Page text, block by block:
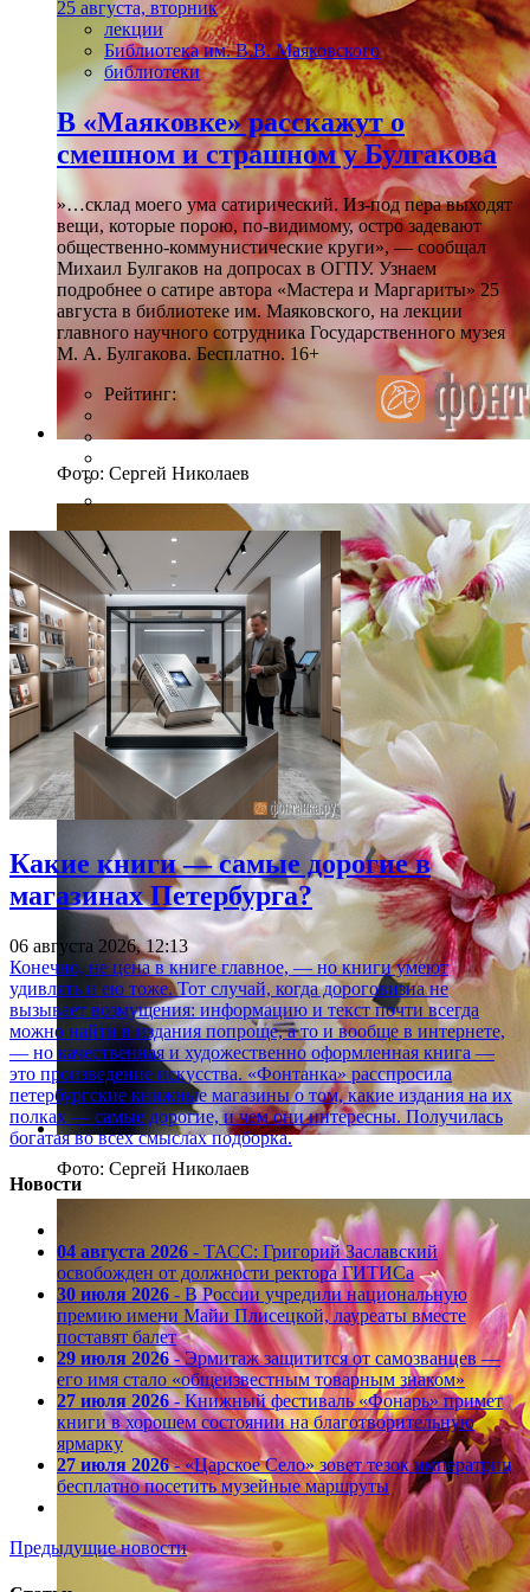
Фото: Сергей Николаев
Фото: Сергей Николаев
25 августа, вторник
лекции
Библиотека им. В.В. Маяковского
библиотеки
В «Маяковке» расскажут о
смешном и страшном у Булгакова
»…склад моего ума сатирический. Из-под пера выходят
вещи, которые порою, по-видимому, остро задевают
общественно-коммунистические круги», — сообщал
Михаил Булгаков на допросах в ОГПУ. Узнаем
подробнее о сатире автора «Мастера и Маргариты» 25
августа в библиотеке им. Маяковского, на лекции
главного научного сотрудника Государственного музея
М. А. Булгакова. Бесплатно. 16+
Рейтинг:
Какие книги — самые дорогие в
магазинах Петербурга?
06 августа 2026, 12:13
Конечно, не цена в книге главное, — но книги умеют
удивлять и ею тоже. Тот случай, когда дороговизна не
вызывает возмущения: информацию и текст почти всегда
можно найти в издания попроще, а то и вообще в интернете,
— но качественная и художественно оформленная книга —
это произведение искусства. «Фонтанка» расспросила
петербургские книжные магазины о том, какие издания на их
полках — самые дорогие, и чем они интересны. Получилась
богатая во всех смыслах подборка.
Новости
04 августа 2026 - ТАСС: Григорий Заславский
освобожден от должности ректора ГИТИСа
30 июля 2026 - В России учредили национальную
премию имени Майи Плисецкой, лауреаты вместе
поставят балет
29 июля 2026- Эрмитаж защитится от самозванцев —
его имя стало «общеизвестным товарным знаком»
27 июля 2026- Книжный фестиваль «Фонарь» примет
книги в хорошем состоянии на благотворительную
ярмарку
27 июля 2026- «Царское Село» зовет тезок императриц
бесплатно посетить музейные маршруты
Предыдущие новости